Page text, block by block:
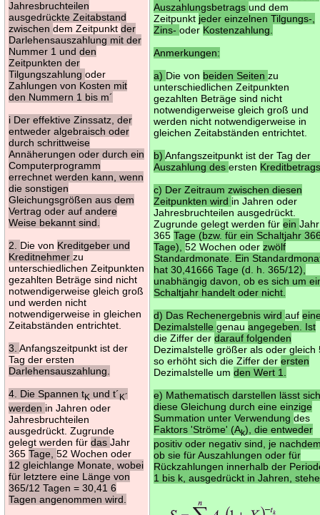
Jahresbruchteilen
ausgedrückte Zeitabstand
zwischendem Zeitpunktder
Darlehensauszahlung mit der
Nummer 1 und den
Zeitpunkten der
Tilgungszahlungoder
Zahlungen von Kosten mit
den Nummern 1 bis m´
i Der effektive Zinssatz, der
entweder algebraisch oder
durch schrittweise
Annäherungen oder durch ein
Computerprogramm
errechnet werden kann, wenn
die sonstigen
Gleichungsgrößen aus dem
Vertrag oder auf andere
Weise bekannt sind.
2. Die von Kreditgeber und
Kreditnehmerzu
unterschiedlichen Zeitpunkten
gezahlten Beträge sind nicht
notwendigerweise gleich groß
und werden nicht
notwendigerweise in gleichen
Zeitabständen entrichtet.
3.Anfangszeitpunkt ist der
Tag der ersten
Darlehensauszahlung.
4. Die Spannen tK und t´K´
werden in Jahren oder
Jahresbruchteilen
ausgedrückt. Zugrunde
gelegt werden fürdasJahr
365Tage,52 Wochen oder
12 gleichlange Monate, wobei
für letztere eine Länge von
365/12 Tagen = 30,41 6
Tagen angenommen wird.
Auszahlungsbetragsund dem
Zeitpunkt jeder einzelnen Tilgungs-,
Zins-oder Kostenzahlung.
Anmerkungen:
a) Die von beiden Seitenzu
unterschiedlichen Zeitpunkten
gezahlten Beträge sind nicht
notwendigerweise gleich groß und
werden nicht notwendigerweise in
gleichen Zeitabständen entrichtet.
b)Anfangszeitpunkt ist der Tag der
Auszahlung desersten
c) Der Zeitraum zwischen diesen
Zeitpunkten wird in Jahren oder
Jahresbruchteilen ausgedrückt.
Zugrunde gelegt werden füreinJahr
365Tage (bzw. für ein Schaltjahr
Tage),52 Wochen oderzwölf
Standardmonate. Ein
hat 30,41666 Tage (d. h. 365/12),
unabhängig davon, ob es sich um
Schaltjahr handelt oder nicht.
d) Das Rechenergebnis wirdauf
Dezimalstellegenauangegeben. Ist
die Ziffer derdarauf folgenden
Dezimalstelle größer als oder gleich
so erhöht sich die Ziffer derersten
Dezimalstelle umden Wert 1.
e) Mathematisch darstellen lässt
diese Gleichung durch eine einzige
Summation unter Verwendungdes
Faktors 'Ströme' (Ak), die entweder
positiv oder negativ sind, je
ob sie für Auszahlungen oder für
Rückzahlungen innerhalb der
1 bis k, ausgedrückt in Jahren,